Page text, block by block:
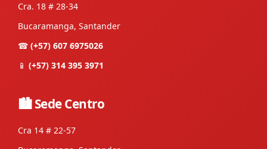
Cra. 18 # 28-34
Bucaramanga, Santander
☎ (+57) 607 6975026
📱 (+57) 314 395 3971
🏙 Sede Centro
Cra 14 # 22-57